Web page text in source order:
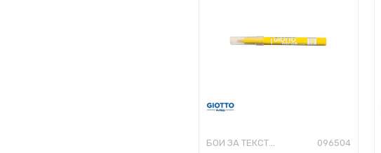
БОИ ЗА ТЕКСТИЛ 096504